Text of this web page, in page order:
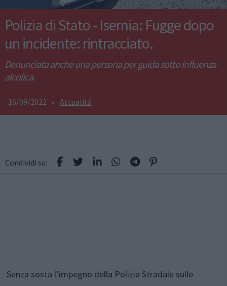
Polizia di Stato - Isernia: Fugge dopo
un incidente: rintracciato.
Denunciata anche una persona per guida sotto influenza
alcolica.
16/09/2022 • Attualità
Condividi su:
Senza sosta l’impegno della Polizia Stradale sulle